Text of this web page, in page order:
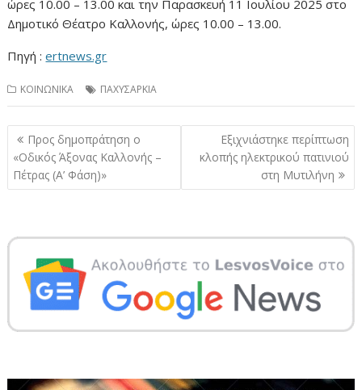
ώρες 10.00 – 13.00 και την Παρασκευή 11 Ιουλίου 2025 στο
Δημοτικό Θέατρο Καλλονής, ώρες 10.00 – 13.00.
Πηγή :ertnews.gr
ΚΟΙΝΩΝΙΚΑ ΠΑΧΥΣΑΡΚΙΑ
Πλοήγηση
άρθρων
Προς δημοπράτηση ο
«Οδικός Άξονας Καλλονής –
Πέτρας (Α’ Φάση)»
Εξιχνιάστηκε περίπτωση
κλοπής ηλεκτρικού πατινιού
στη Μυτιλήνη